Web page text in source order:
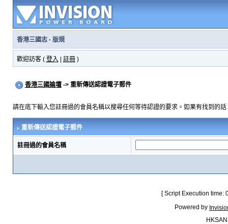
香港三國志· 版規
歡迎訪客 ( 登入 註冊)
香港三國論壇-> 重新傳送認證電子郵件
請在底下輸入您註冊過的會員名稱以搜尋任何等待認證的要求。如果有找到的
重新傳送認證電子郵件
註冊過的會員名稱
[ Script Execution
Powered by